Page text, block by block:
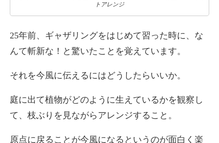
トアレンジ
25年前、ギャザリングをはじめて習った時に、な
んて斬新な！と驚いたことを覚えています。
それを今風に伝えるにはどうしたらいいか。
庭に出て植物がどのように生えているかを観察し
て、枝ぶりを見ながらアレンジすること。
原点に戻ることが今風になるというのが面白く楽